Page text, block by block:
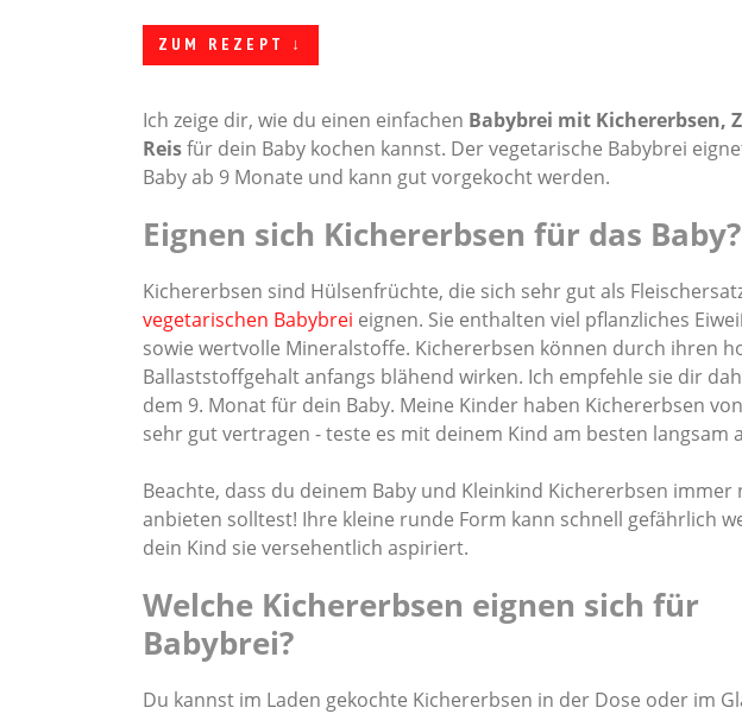
ZUM REZEPT ↓
Ich zeige dir, wie du einen einfachen Babybrei mit Kichererbsen,
Reisfür dein Baby kochen kannst. Der vegetarische Babybrei
Baby ab 9 Monate und kann gut vorgekocht werden.
Eignen sich Kichererbsen für das Baby?
Kichererbsen sind Hülsenfrüchte, die sich sehr gut als
vegetarischen Babybrei eignen. Sie enthalten viel pflanzliches
sowie wertvolle Mineralstoffe. Kichererbsen können durch ihren
Ballaststoffgehalt anfangs blähend wirken. Ich empfehle sie dir
dem 9. Monat für dein Baby. Meine Kinder haben Kichererbsen
sehr gut vertragen - teste es mit deinem Kind am besten langsam
Beachte, dass du deinem Baby und Kleinkind Kichererbsen
anbieten solltest! Ihre kleine runde Form kann schnell gefährlich
dein Kind sie versehentlich aspiriert.
Welche Kichererbsen eignen sich für
Babybrei?
Du kannst im Laden gekochte Kichererbsen in der Dose oder im